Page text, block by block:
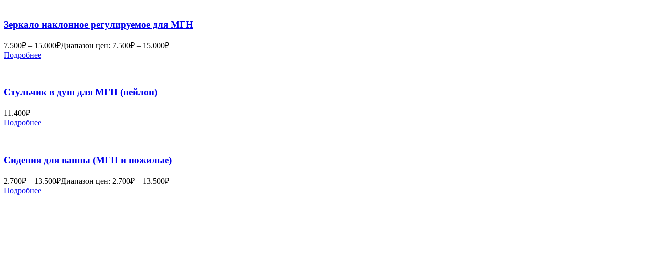
Зеркало наклонное регулируемое для МГН
7.500₽ – 15.000₽Диапазон цен: 7.500₽ – 15.000₽
Подробнее
Стульчик в душ для МГН (нейлон)
11.400₽
Подробнее
Сидения для ванны (МГН и пожилые)
2.700₽ – 13.500₽Диапазон цен: 2.700₽ – 13.500₽
Подробнее